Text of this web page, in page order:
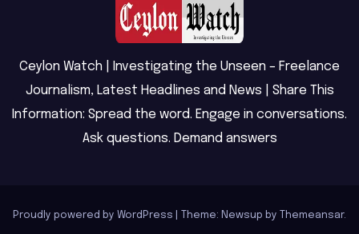
Ceylon Watch | Investigating the Unseen – Freelance
Journalism, Latest Headlines and News | Share This
Information: Spread the word. Engage in conversations.
Ask questions. Demand answers
Proudly powered by WordPress Theme: Newsup by Themeansar.